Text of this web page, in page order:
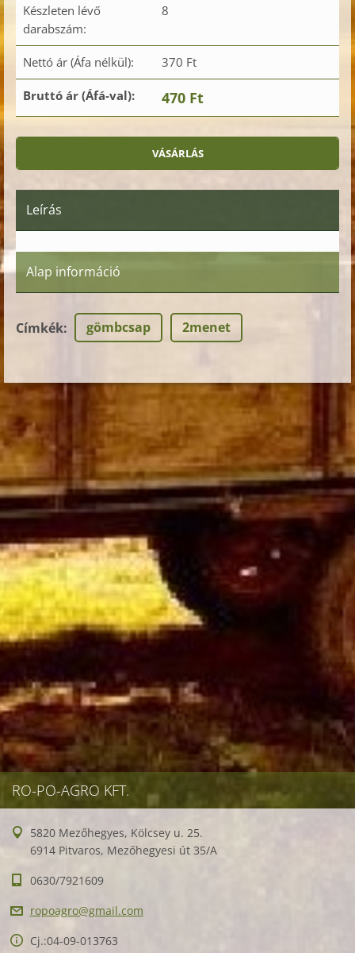
Készleten lévő
darabszám:
8
Nettó ár (Áfa nélkül): 370 Ft
Bruttó ár (Áfá-val): 470 Ft
Leírás
Alap információ
Címkék: gömbcsap 2menet
RO-PO-AGRO KFT.
5820 Mezőhegyes, Kölcsey u. 25.
6914 Pitvaros, Mezőhegyesi út 35/A
0630/7921609
ropoagro@gmail.com
Cj.:04-09-013763